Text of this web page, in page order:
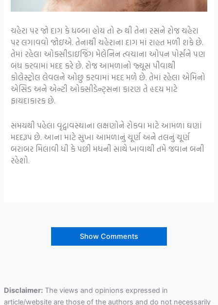
ચહેરા પર જો દાગ કે ધબ્બા હોય તો રુ થી તેના રસને રોજ ચહેરા
પર લગાવવો જોઇએ. તેનાથી ચહેરાના દાગ માં રાહત મળી શકે છે.
તેમાં રહેલા ઓક્સીડાઇજિંગ મેલેનિન ત્વચાના ઓપન પોર્સને પણ
બંધ કરવામાં મદદ કરે છે. રોજ આમળાનો જ્યૂસ પીવાથી
કોલેસ્ટ્રોલ લેવલને ઓછુ કરવામાં મદદ મળે છે. તેમાં રહેલા એમિનો
એસિડ અને એન્ટી ઓક્સીડેન્ટ્સના કારણ તે હૃદય માટે
ફાયદાકારક છે.
સમયથી પહેલા વૃદ્વાવસ્થાના લક્ષણોને રોકવા માટે આમળા ઘણાં
મદદરૂપ છે. આના માટે સુખા આમળાનું ચૂર્ણ અને તલનું ચૂર્ણ
બરાબર મિલાવી ધી કે પછી મધની સાથે ખાવાથી તમે જવાન બની
રહેશો.
Show Comments
Disclaimer:The views and opinions expressed in
article/website are those of the authors and do not necessarily